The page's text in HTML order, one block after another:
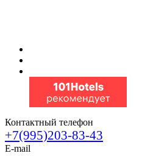
Контактный телефон
+7(995)203-83-43
E-mail